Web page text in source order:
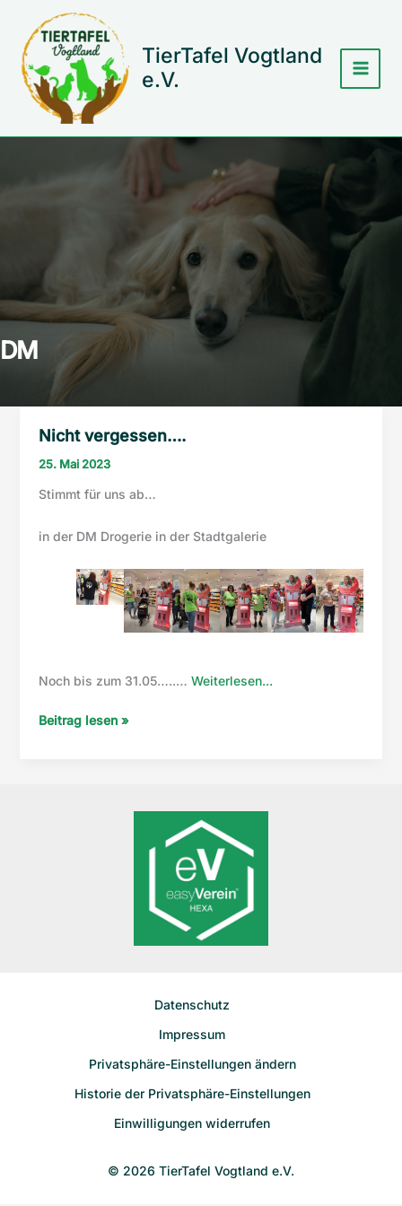
springen
TierTafel Vogtland
e.V.
DM
Nicht vergessen….
25. Mai 2023
Stimmt für uns ab…
in der DM Drogerie in der Stadtgalerie
Noch bis zum 31.05…..… Weiterlesen...
Nicht
Beitrag lesen »
Datenschutz
Impressum
Privatsphäre-Einstellungen ändern
Historie der Privatsphäre-Einstellungen
Einwilligungen widerrufen
© 2026 TierTafel Vogtland e.V.